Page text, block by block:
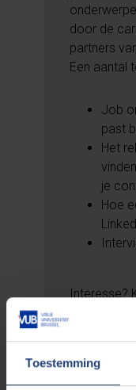
Toestemming
door de
partners
Een aantal
Job
past
Het
je
Hoe
Interesse?
kijken aan